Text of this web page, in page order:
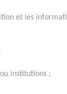
et les
institutions ;